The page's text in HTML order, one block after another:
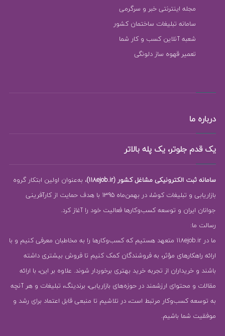
مجله اینترنتی خبر و سرگرمی
سامانه تبلیغات ساختمان کشور
شعبه آنلاین کسب و کار شما
تعمیر قهوه ساز دلونگی
درباره ما
یک قدم جلوتر، یک پله بالاتر
سامانه ثبت الکترونیکی مشاغل کشور (118ejob.ir)
، به‌عنوان اولین ابتکار گروه
بازاریابی و تبلیغات کوشا، در بهمن‌ماه 1395 با هدف حمایت از کارآفرینی
جوانان ایران و توسعه کسب‌وکارها فعالیت خود را آغاز کرد.
رسالت ما:
ما در 118ejob.ir متعهد هستیم که کسب‌وکارها را به مخاطبان معرفی کنیم و با
ارائه راهکارهای مؤثر، به فروشندگان کمک کنیم تا فروش بیشتری داشته
باشند و خریداران از تجربه خرید بهتری برخوردار شوند. علاوه بر این، با ارائه
مقالات و محتوای ارزشمند در حوزه‌های بازاریابی، برندینگ، تبلیغات و هر آنچه
به توسعه کسب‌وکار مرتبط است، در تلاشیم تا منبعی قابل اعتماد برای رشد و
موفقیت شما باشیم.